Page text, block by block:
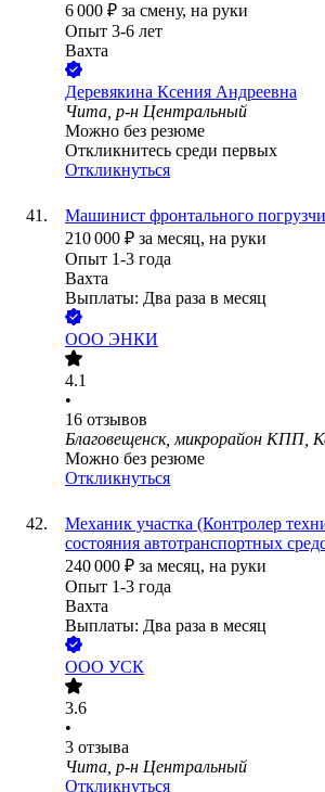
6 000 ₽ за смену, на руки
Опыт 3-6 лет
Вахта
Деревякина Ксения Андреевна
Чита, р-н Центральный
Можно без резюме
Откликнитесь среди первых
Откликнуться
Машинист фронтального
210 000 ₽ за месяц, на руки
Опыт 1-3 года
Вахта
Выплаты: Два раза в месяц
ООО ЭНКИ
4.1
•
16 отзывов
Благовещенск, микрорайон КПП,
Можно без резюме
Откликнуться
Механик участка (Контролер
состояния автотранспортных
240 000 ₽ за месяц, на руки
Опыт 1-3 года
Вахта
Выплаты: Два раза в месяц
ООО УСК
3.6
•
3 отзыва
Чита, р-н Центральный
Откликнуться